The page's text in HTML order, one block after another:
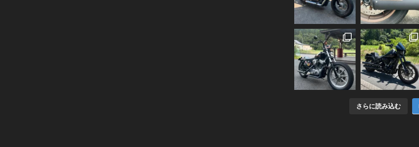
さらに読み込む